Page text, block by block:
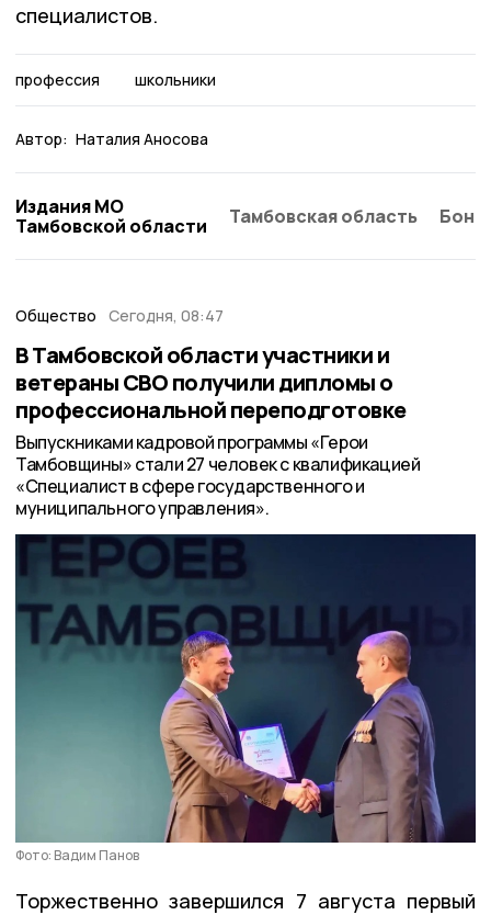
специалистов.
профессия школьники
Автор: Наталия Аносова
Издания МО
Тамбовской области
Тамбовская область
Общество Сегодня, 08:47
В Тамбовской области участники и
ветераны СВО получили дипломы о
профессиональной переподготовке
Выпускниками кадровой программы «Герои
Тамбовщины» стали 27 человек с квалификацией
«Специалист в сфере государственного и
муниципального управления».
Фото: Вадим Панов
Торжественно завершился 7 августа первый